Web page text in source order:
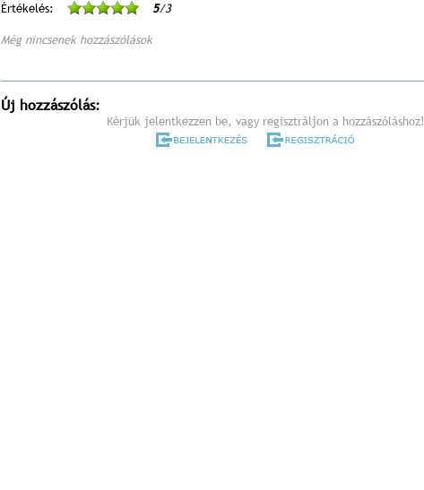
Értékelés: 5/3
Még nincsenek hozzászólások
Új hozzászólás:
Kérjük jelentkezzen be, vagy regisztráljon a hozzászóláshoz!